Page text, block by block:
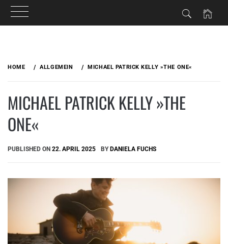
HOME ALLGEMEIN MICHAEL PATRICK KELLY »THE ONE«
MICHAEL PATRICK KELLY »THE
ONE«
PUBLISHED ON 22. APRIL 2025 BYDANIELA FUCHS